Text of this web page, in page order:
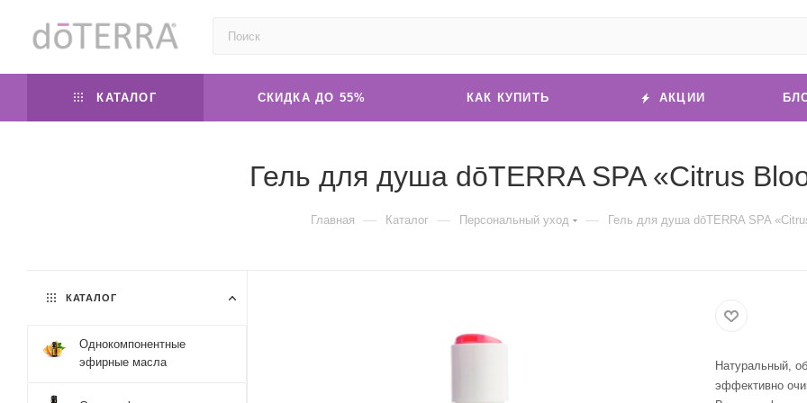
КАТАЛОГ СКИДКА ДО 55% КАК КУПИТЬ АКЦИИ
Гель для душа dōTERRA SPA «Citrus
Главная — Каталог — Персональный уход — Гель для душа dōTERRA SPA
Натуральный,
эффективно
КАТАЛОГ
Однокомпонентные
эфирные масла